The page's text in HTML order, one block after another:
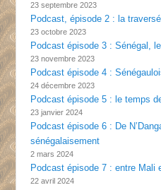
23 septembre 2023
Podcast, épisode 2 : la
23 octobre 2023
Podcast épisode 3 : Sénégal,
23 novembre 2023
Podcast épisode 4 :
24 décembre 2023
Podcast épisode 5 : le temps
23 janvier 2024
Podcast épisode 6 : De
sénégalaisement
2 mars 2024
Podcast épisode 7 : entre Mali
22 avril 2024